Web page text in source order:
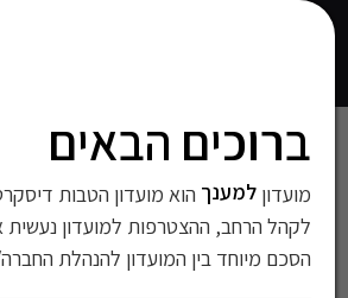
ברוכים הבאים
מועדוןלמענך הוא מועדון הטבות
לקהל הרחב, ההצטרפות למועדון נעשית
הסכם מיוחד בין המועדון להנהלת
7291044136937
>עולם החשמל מכשירי חשמל
תנור אפייה בנוי